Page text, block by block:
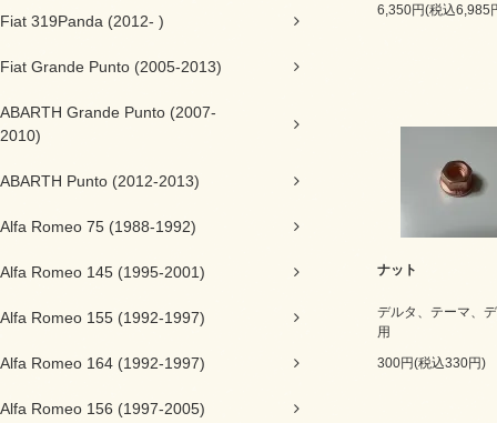
Fiat 319Panda (2012- )
Fiat Grande Punto (2005-2013)
ABARTH Grande Punto (2007-
2010)
ABARTH Punto (2012-2013)
Alfa Romeo 75 (1988-1992)
Alfa Romeo 145 (1995-2001)
Alfa Romeo 155 (1992-1997)
Alfa Romeo 164 (1992-1997)
Alfa Romeo 156 (1997-2005)
6,350円(税込6,985
ナット
デルタ、テーマ、
用
300円(税込330円)